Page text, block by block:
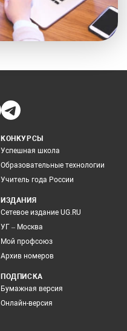
КОНКУРСЫ
Успешная школа
Образовательные технологии
Учитель года России
ИЗДАНИЯ
Сетевое издание UG.RU
УГ – Москва
Мой профсоюз
Архив номеров
ПОДПИСКА
Бумажная версия
Онлайн-версия